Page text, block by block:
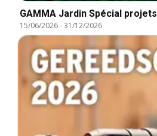
GAMMA Jardin Spécial projets
15/06/2026-31/12/2026